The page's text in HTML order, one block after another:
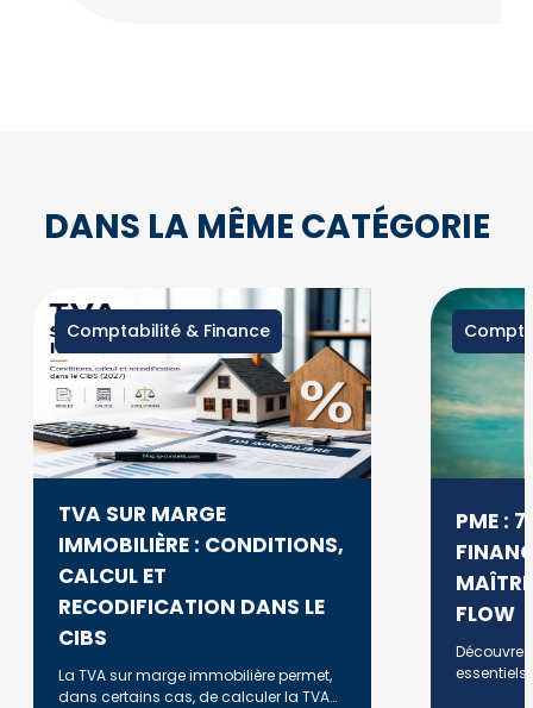
DANS LA MÊME CATÉGORIE
Comptabilité & Finance
TVA SUR MARGE
IMMOBILIÈRE : CONDITIONS,
CALCUL ET
RECODIFICATION DANS LE
CIBS
La TVA sur marge immobilière permet,
dans certains cas, de calculer la TVA
PME :
FLOW
essentiels